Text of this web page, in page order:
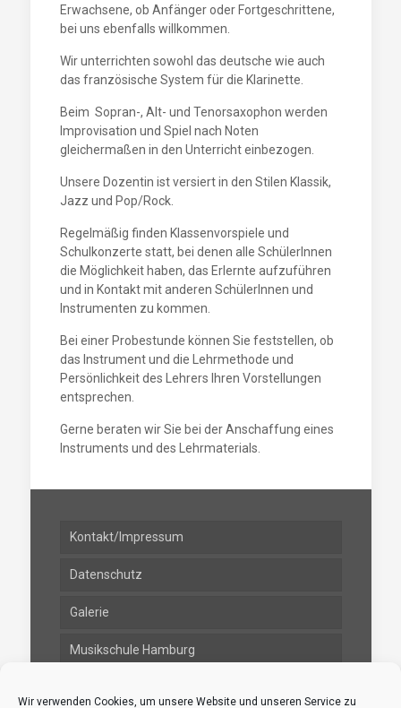
Wir verwenden Cookies, um unsere Website und unseren Service zu
Erwachsene, ob Anfänger oder Fortgeschrittene,
bei uns ebenfalls willkommen.
Wir unterrichten sowohl das deutsche wie auch
das französische System für die Klarinette.
Beim Sopran-, Alt- und Tenorsaxophon werden
Improvisation und Spiel nach Noten
gleichermaßen in den Unterricht einbezogen.
Unsere Dozentin ist versiert in den Stilen Klassik,
Jazz und Pop/Rock.
Regelmäßig finden Klassenvorspiele und
Schulkonzerte statt, bei denen alle SchülerInnen
die Möglichkeit haben, das Erlernte aufzuführen
und in Kontakt mit anderen SchülerInnen und
Instrumenten zu kommen.
Bei einer Probestunde können Sie feststellen, ob
das Instrument und die Lehrmethode und
Persönlichkeit des Lehrers Ihren Vorstellungen
entsprechen.
Gerne beraten wir Sie bei der Anschaffung eines
Instruments und des Lehrmaterials.
Kontakt/Impressum
Datenschutz
Galerie
Musikschule Hamburg